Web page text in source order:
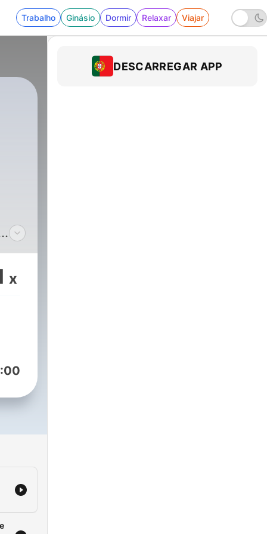
Trabalho Ginásio Dormir Relaxar Viajar
x
DESCARREGAR APP